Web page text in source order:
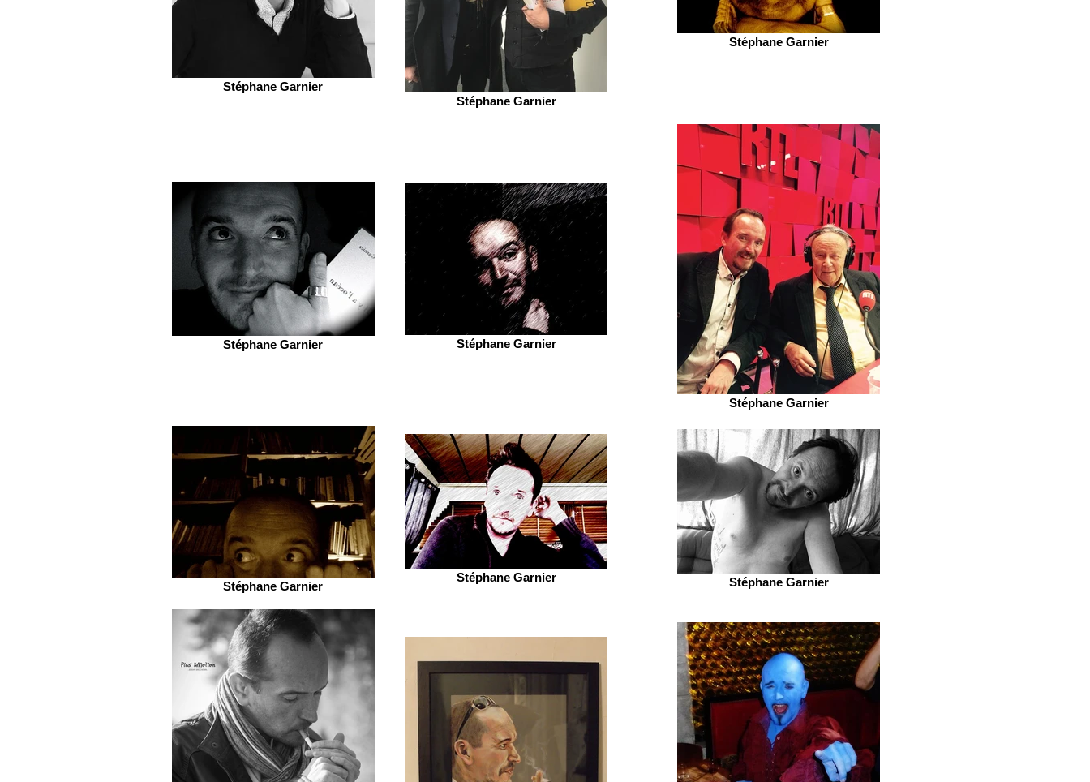
Stéphane Garnier
Stéphane Garnier
Stéphane Garnier
Stéphane Garnier Stéphane Garnier
Stéphane Garnier
Stéphane Garnier
Stéphane Garnier Stéphane Garnier